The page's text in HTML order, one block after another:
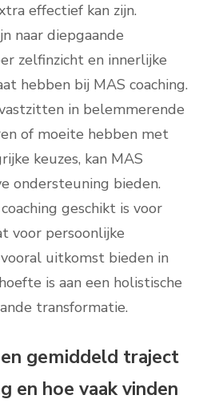
effectief kan zijn.
naar diepgaande
zelfinzicht en innerlijke
hebben bij MAS coaching.
in belemmerende
of moeite hebben met
keuzes, kan MAS
ondersteuning bieden.
geschikt is voor
voor persoonlijke
uitkomst bieden in
is aan een holistische
transformatie.
gemiddeld traject
en hoe vaak vinden